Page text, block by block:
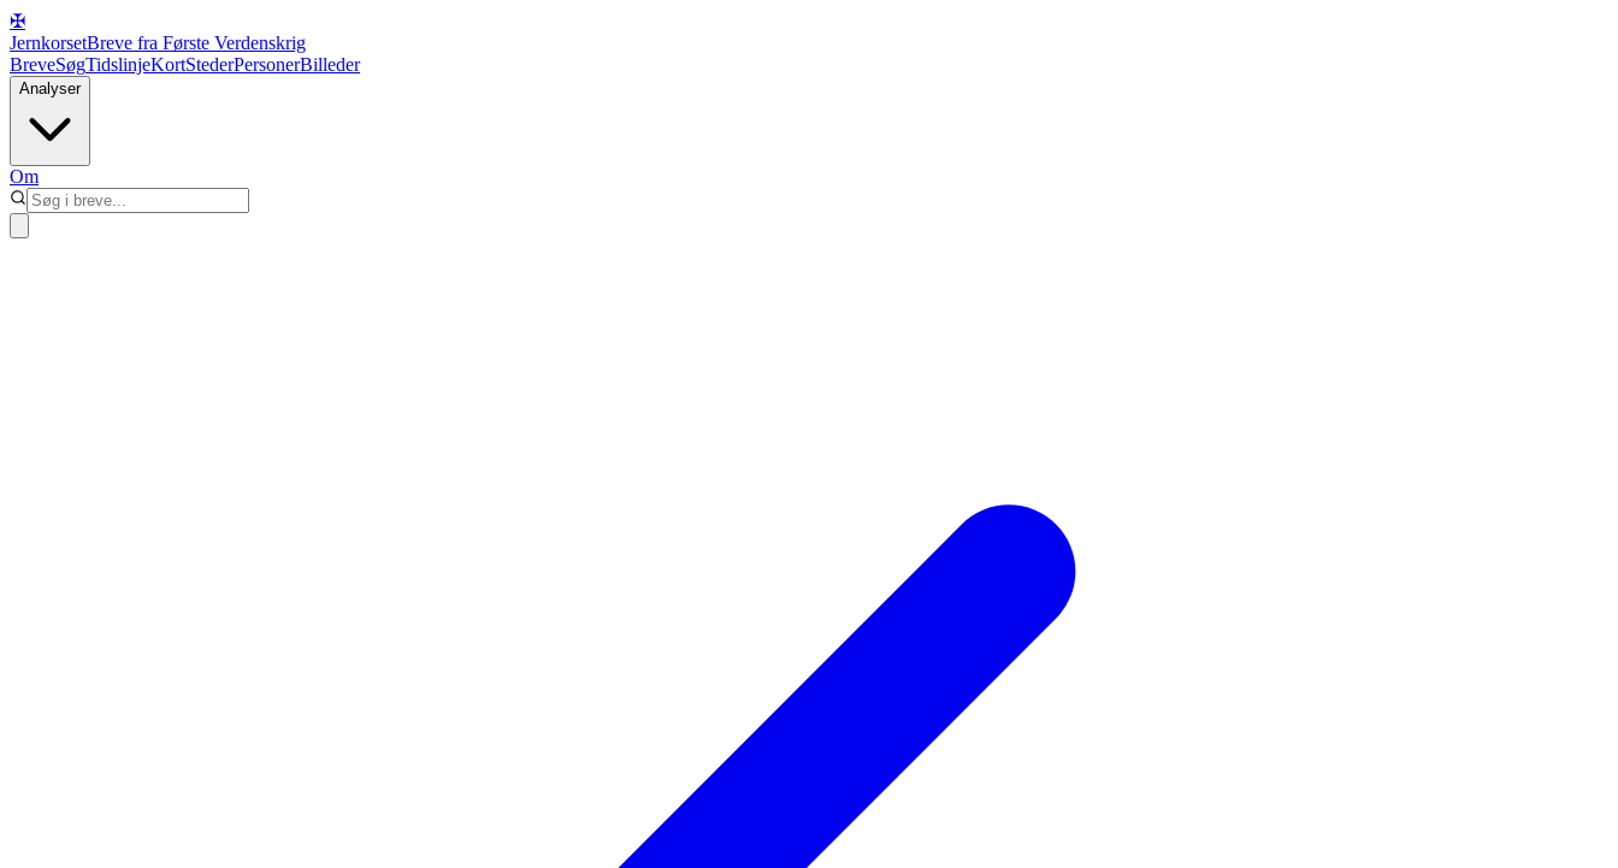
✠
JernkorsetBreve fra Første Verdenskrig
BreveSøgTidslinjeKortStederPersonerBilleder
Analyser
Om